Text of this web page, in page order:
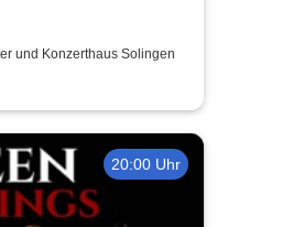
und Konzerthaus Solingen
20:00 Uhr